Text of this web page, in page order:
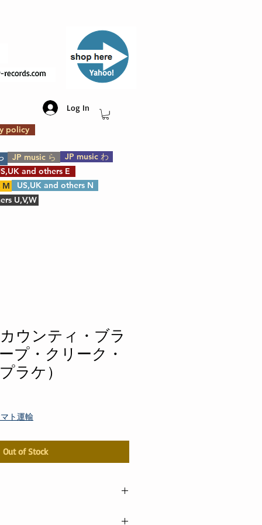
​Yahoo!
policy
Log In
JP music ら
JP music わ
and others E
US,UK and others N
U,V,W
M
ウンティ・ブラ
プ・クリーク・
ラケ）
ト運輸
Out of Stock